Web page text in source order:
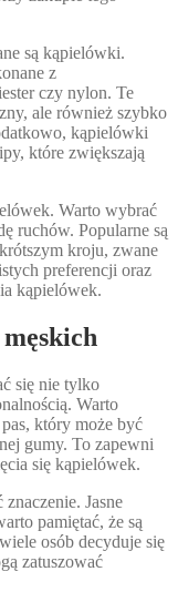
są kąpielówki.
z
czy nylon. Te
ale również szybko
kąpielówki
które zwiększają
Warto wybrać
ruchów. Popularne są
kroju, zwane
preferencji oraz
kąpielówek.
się nie tylko
Warto
który może być
gumy. To zapewni
się kąpielówek.
Jasne
pamiętać, że są
osób decyduje się
zatuszować